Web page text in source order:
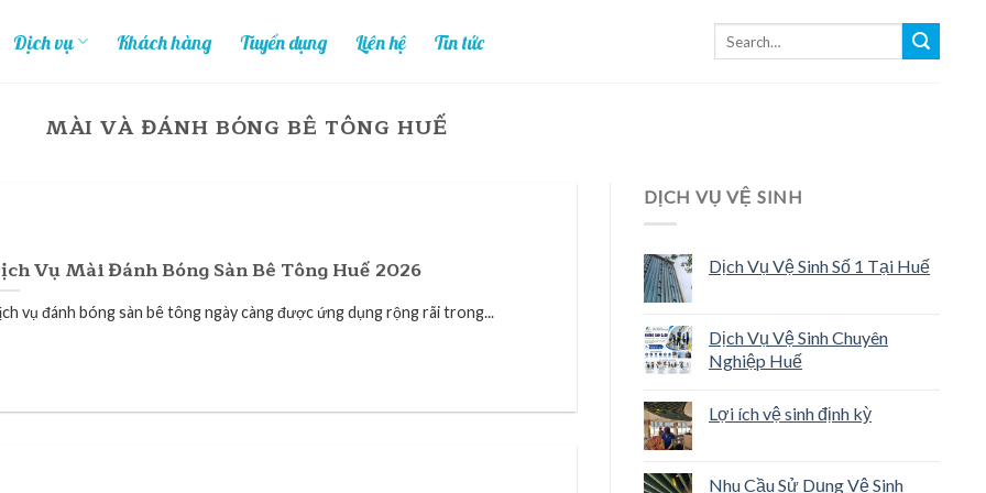
Dịch vụ Khách hàng Tuyển dụng Liên hệ Tin tức
MÀI VÀ ĐÁNH BÓNG BÊ TÔNG HUẾ
Vụ Mài Đánh Bóng Sàn Bê Tông Huế 2026
vụ đánh bóng sàn bê tông ngày càng được ứng dụng rộng rãi trong...
DỊCH VỤ VỆ SINH
Dịch Vụ Vệ Sinh Số 1 Tại Huế
Dịch Vụ Vệ Sinh Chuyên
Nghiệp Huế
Lợi ích vệ sinh định kỳ
Nhu Cầu Sử Dụng Vệ Sinh